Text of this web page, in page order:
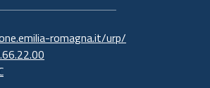
romagna.it/urp/